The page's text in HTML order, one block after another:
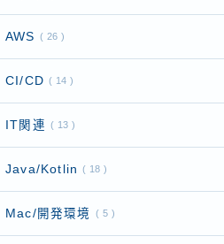
AWS 26
CI/CD 14
IT関連 13
Java/Kotlin 18
Mac/開発環境 5